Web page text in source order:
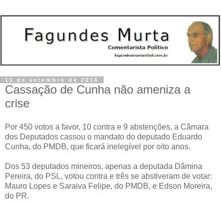
13 de setembro de 2016
Cassação de Cunha não ameniza a
crise
Por 450 votos a favor, 10 contra e 9 abstenções, a Câmara
dos Deputados cassou o mandato do deputado Eduardo
Cunha, do PMDB, que ficará inelegível por oito anos.
Dos 53 deputados mineiros, apenas a deputada Dâmina
Pereira, do PSL, votou contra e três se abstiveram de votar:
Mauro Lopes e Saraiva Felipe, do PMDB, e Edson Moreira,
do PR.